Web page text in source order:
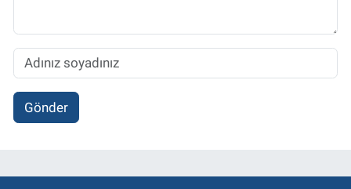
Gönder